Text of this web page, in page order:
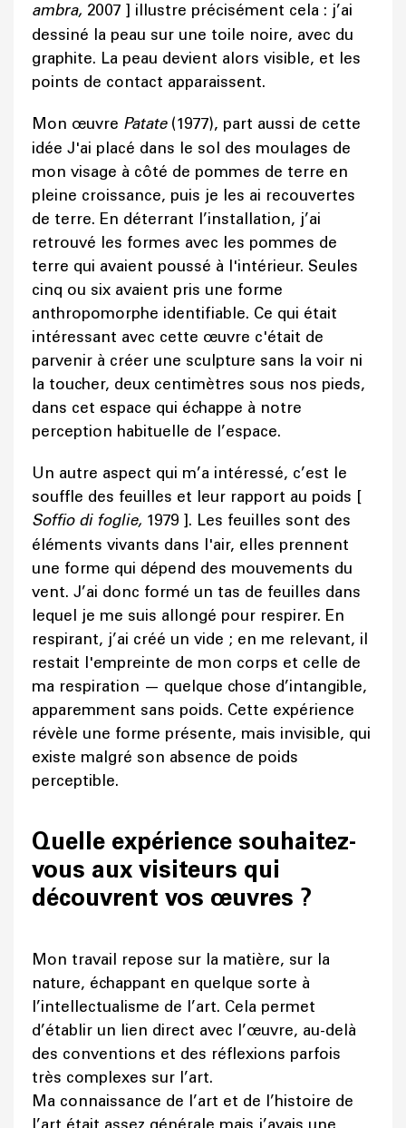
ambra, 2007 ] illustre précisément cela : j’ai
dessiné la peau sur une toile noire, avec du
graphite. La peau devient alors visible, et les
points de contact apparaissent.
Mon œuvre Patate (1977), part aussi de cette
idée J'ai placé dans le sol des moulages de
mon visage à côté de pommes de terre en
pleine croissance, puis je les ai recouvertes
de terre. En déterrant l’installation, j’ai
retrouvé les formes avec les pommes de
terre qui avaient poussé à l'intérieur. Seules
cinq ou six avaient pris une forme
anthropomorphe identifiable. Ce qui était
intéressant avec cette œuvre c'était de
parvenir à créer une sculpture sans la voir ni
la toucher, deux centimètres sous nos pieds,
dans cet espace qui échappe à notre
perception habituelle de l’espace.
Un autre aspect qui m’a intéressé, c’est le
souffle des feuilles et leur rapport au poids [
Soffio di foglie, 1979 ]. Les feuilles sont des
éléments vivants dans l'air, elles prennent
une forme qui dépend des mouvements du
vent. J’ai donc formé un tas de feuilles dans
lequel je me suis allongé pour respirer. En
respirant, j’ai créé un vide ; en me relevant, il
restait l'empreinte de mon corps et celle de
ma respiration — quelque chose d’intangible,
apparemment sans poids. Cette expérience
révèle une forme présente, mais invisible, qui
existe malgré son absence de poids
perceptible.
Quelle expérience souhaitez-
vous aux visiteurs qui
découvrent vos œuvres ?
Mon travail repose sur la matière, sur la
nature, échappant en quelque sorte à
l’intellectualisme de l’art. Cela permet
d’établir un lien direct avec l’œuvre, au-delà
des conventions et des réflexions parfois
très complexes sur l’art.
Ma connaissance de l’art et de l’histoire de